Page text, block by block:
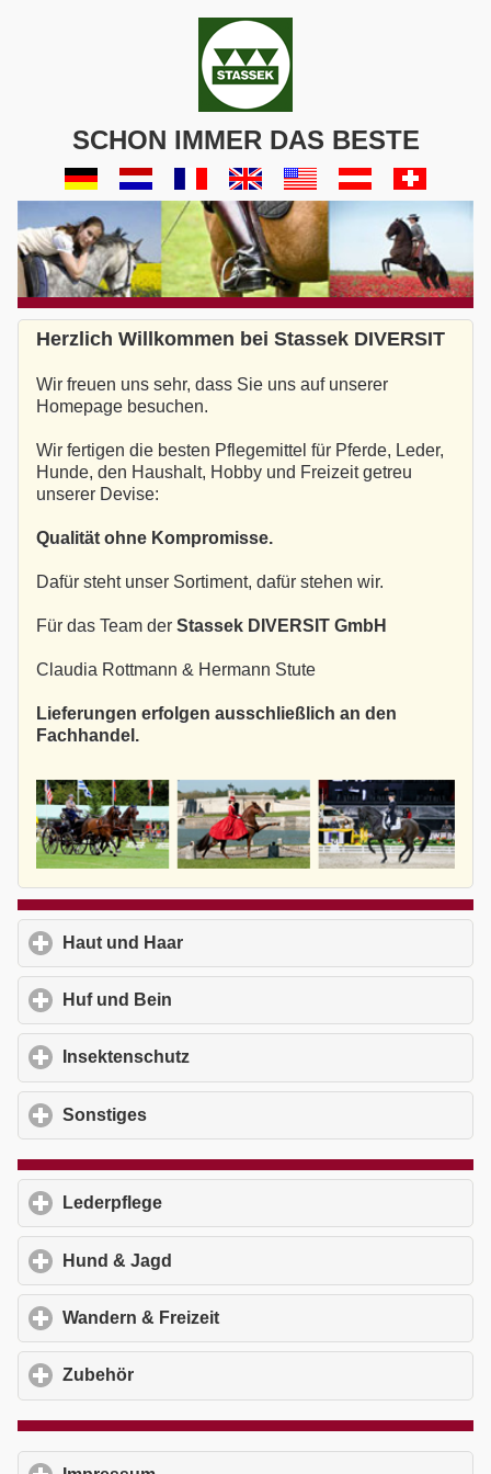
SCHON IMMER DAS BESTE
Herzlich Willkommen bei Stassek DIVERSIT
Wir freuen uns sehr, dass Sie uns auf unserer
Homepage besuchen.
Wir fertigen die besten Pflegemittel für Pferde, Leder,
Hunde, den Haushalt, Hobby und Freizeit getreu
unserer Devise:
Qualität ohne Kompromisse.
Dafür steht unser Sortiment, dafür stehen wir.
Für das Team der Stassek DIVERSIT GmbH
Claudia Rottmann & Hermann Stute
Lieferungen erfolgen ausschließlich an den
Fachhandel.
Haut und Haar
Huf und Bein
Insektenschutz
Sonstiges
Lederpflege
Hund & Jagd
Wandern & Freizeit
Zubehör